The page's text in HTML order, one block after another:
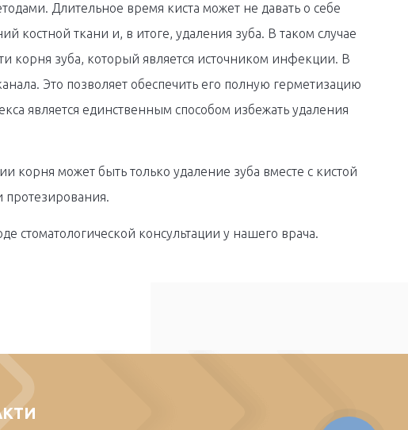
Длительное время киста может не давать о себе
костной ткани и, в итоге, удаления зуба. В таком случае
корня зуба, который является источником инфекции. В
Это позволяет обеспечить его полную герметизацию
является единственным способом избежать удаления
корня может быть только удаление зуба вместе с кистой
протезирования.
стоматологической консультации у нашего врача.